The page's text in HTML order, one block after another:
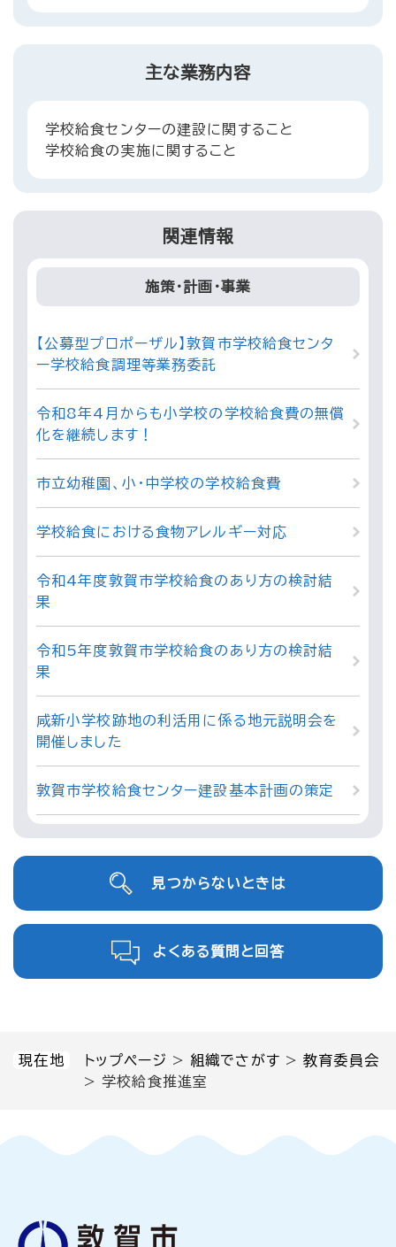
現在地 トップページ > 組織でさがす >教育委員会
>学校給食推進室
主な業務内容
学校給食センターの建設に関すること
学校給食の実施に関すること
関連情報
施策・計画・事業
【公募型プロポーザル】敦賀市学校給食センタ
ー学校給食調理等業務委託
令和8年4月からも小学校の学校給食費の無償
化を継続します！
市立幼稚園、小・中学校の学校給食費
学校給食における食物アレルギー対応
令和4年度敦賀市学校給食のあり方の検討結
果
令和5年度敦賀市学校給食のあり方の検討結
果
咸新小学校跡地の利活用に係る地元説明会を
開催しました
敦賀市学校給食センター建設基本計画の策定
見つからないときは
よくある質問と回答